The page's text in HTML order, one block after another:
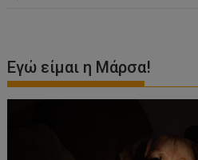
Εγώ είμαι η Μάρσα!